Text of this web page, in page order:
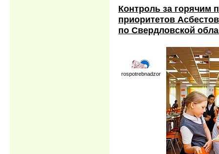
Контроль за горячим
приоритетов
по Свердловской
rospotrebnadzor